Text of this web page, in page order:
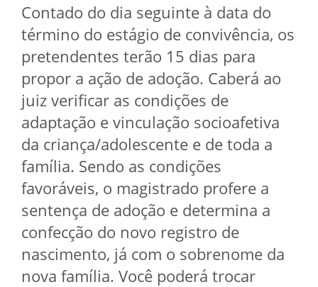
Contado do dia seguinte à data do
término do estágio de convivência, os
pretendentes terão 15 dias para
propor a ação de adoção. Caberá ao
juiz verificar as condições de
adaptação e vinculação socioafetiva
da criança/adolescente e de toda a
família. Sendo as condições
favoráveis, o magistrado profere a
sentença de adoção e determina a
confecção do novo registro de
nascimento, já com o sobrenome da
nova família. Você poderá trocar